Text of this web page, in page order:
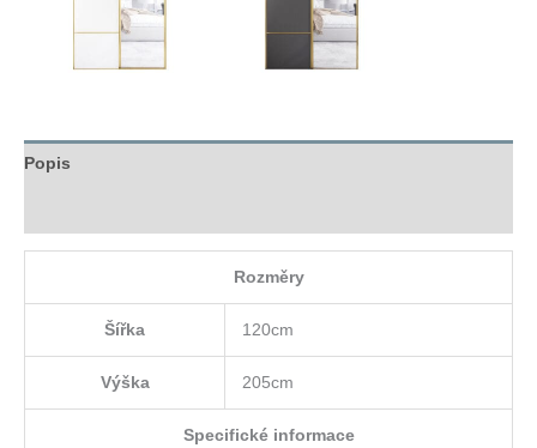
Popis
Rozměry
Šířka 120cm
Výška 205cm
Specifické informace